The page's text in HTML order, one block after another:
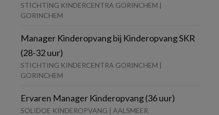
STICHTING KINDERCENTRA GORINCHEM |
GORINCHEM
Manager Kinderopvang bij Kinderopvang SKR
(28-32 uur)
STICHTING KINDERCENTRA GORINCHEM |
GORINCHEM
Ervaren Manager Kinderopvang (36 uur)
SOLIDOE KINDEROPVANG | AALSMEER